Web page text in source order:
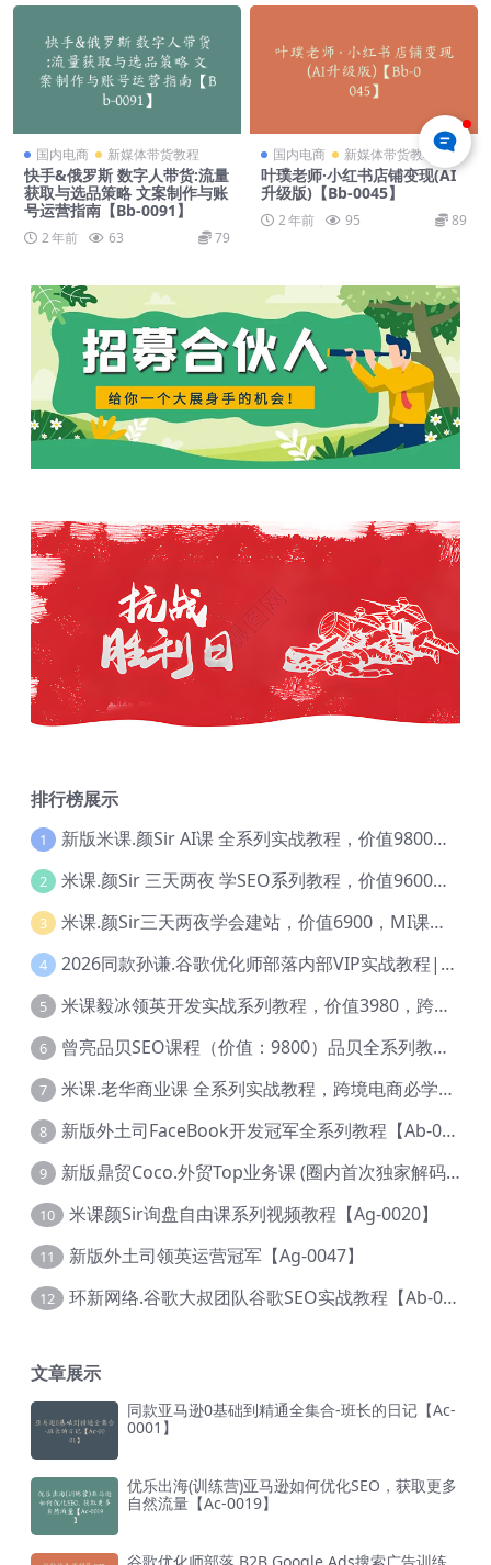
国内电商 新媒体带货教程
快手&俄罗斯 数字人带货:流量
获取与选品策略 文案制作与账
号运营指南【Bb-0091】
2 年前 63 79
国内电商 新媒体带货教程
叶璞老师·小红书店铺变现(AI
升级版)【Bb-0045】
2 年前 95 89
排行榜展示
1 新版米课.颜Sir AI课 全系列实战教程，价值9800，跨境首选！【Ag-0052】
2 米课.颜Sir 三天两夜 学SEO系列教程，价值9600元，跨境人都在学 【Ag-0056】
3 米课.颜Sir三天两夜学会建站，价值6900，MI课甄选课程 【Ag-0055】
4 2026同款孙谦.谷歌优化师部落内部VIP实战教程|价值4999元全网独家解码（官方报名版本）【@034】
5 米课毅冰领英开发实战系列教程，价值3980，跨境必选【Ag-0049】
6 曾亮品贝SEO课程（价值：9800）品贝全系列教程 【Ab-0022】
7 米课.老华商业课 全系列实战教程，跨境电商必学，价值16900元【Ag-0053】
8 新版外土司FaceBook开发冠军全系列教程【Ab-0021】
9 新版鼎贸Coco.外贸Top业务课 (圈内首次独家解码|460节课)【Ag-0091】
10 米课颜Sir询盘自由课系列视频教程【Ag-0020】
11 新版外土司领英运营冠军【Ag-0047】
12 环新网络.谷歌大叔团队谷歌SEO实战教程【Ab-0024】
文章展示
同款亚马逊0基础到精通全集合-班长的日记【Ac-
0001】
优乐出海(训练营)亚马逊如何优化SEO，获取更多
自然流量【Ac-0019】